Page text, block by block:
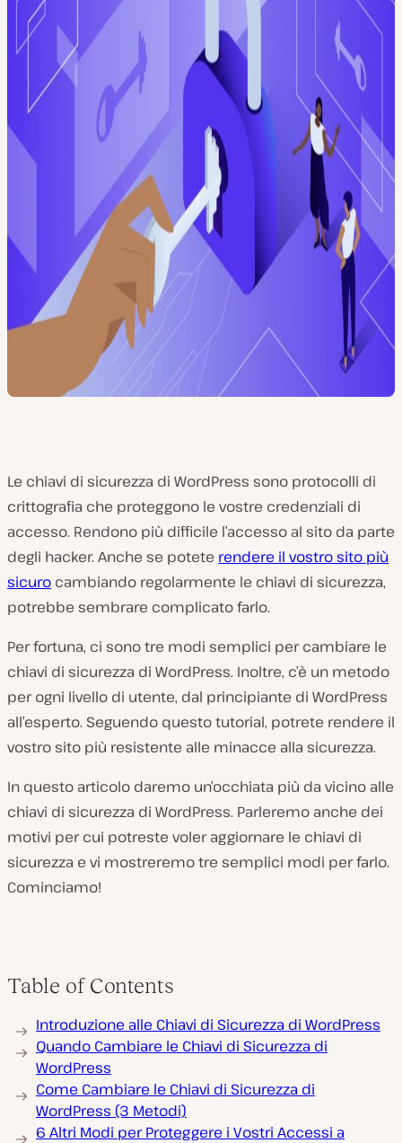
​​Le chiavi di sicurezza di WordPress sono protocolli di
crittografia che proteggono le vostre credenziali di
accesso. Rendono più difficile l’accesso al sito da parte
degli hacker. Anche se potete rendere il vostro sito più
sicuro cambiando regolarmente le chiavi di sicurezza,
potrebbe sembrare complicato farlo.
Per fortuna, ci sono tre modi semplici per cambiare le
chiavi di sicurezza di WordPress. Inoltre, c’è un metodo
per ogni livello di utente, dal principiante di WordPress
all’esperto. Seguendo questo tutorial, potrete rendere il
vostro sito più resistente alle minacce alla sicurezza.
In questo articolo daremo un’occhiata più da vicino alle
chiavi di sicurezza di WordPress. Parleremo anche dei
motivi per cui potreste voler aggiornare le chiavi di
sicurezza e vi mostreremo tre semplici modi per farlo.
Cominciamo!
Table of Contents
Introduzione alle Chiavi di Sicurezza di WordPress
Quando Cambiare le Chiavi di Sicurezza di
WordPress
Come Cambiare le Chiavi di Sicurezza di
WordPress (3 Metodi)
6 Altri Modi per Proteggere i Vostri Accessi a